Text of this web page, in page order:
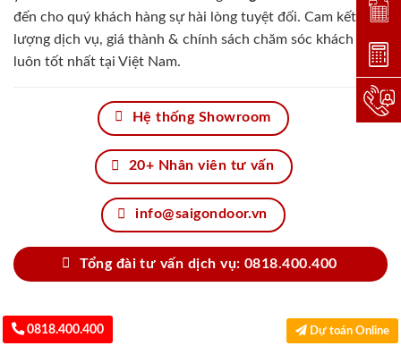
đến cho quý khách hàng sự hài lòng tuyệt đối. Cam kết chất
lượng dịch vụ, giá thành & chính sách chăm sóc khách hàng
luôn tốt nhất tại Việt Nam.
Hệ thống Showroom
20+ Nhân viên tư vấn
info@saigondoor.vn
Tổng đài tư vấn dịch vụ: 0818.400.400
0818.400.400 Dự toán Online
Đặt
Dự